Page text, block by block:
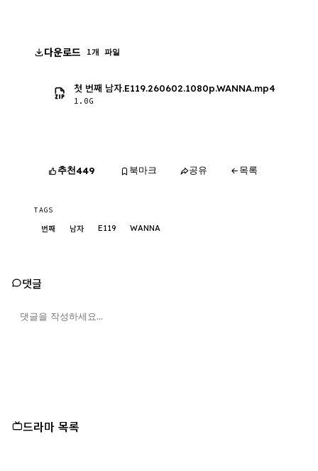
다운로드 1개 파일
첫 번째 남자.E119.260602.1080p.WANNA.mp4
1.0G
추천449 북마크 공유 목록
TAGS
번째 남자 E119 WANNA
댓글
드라마 목록